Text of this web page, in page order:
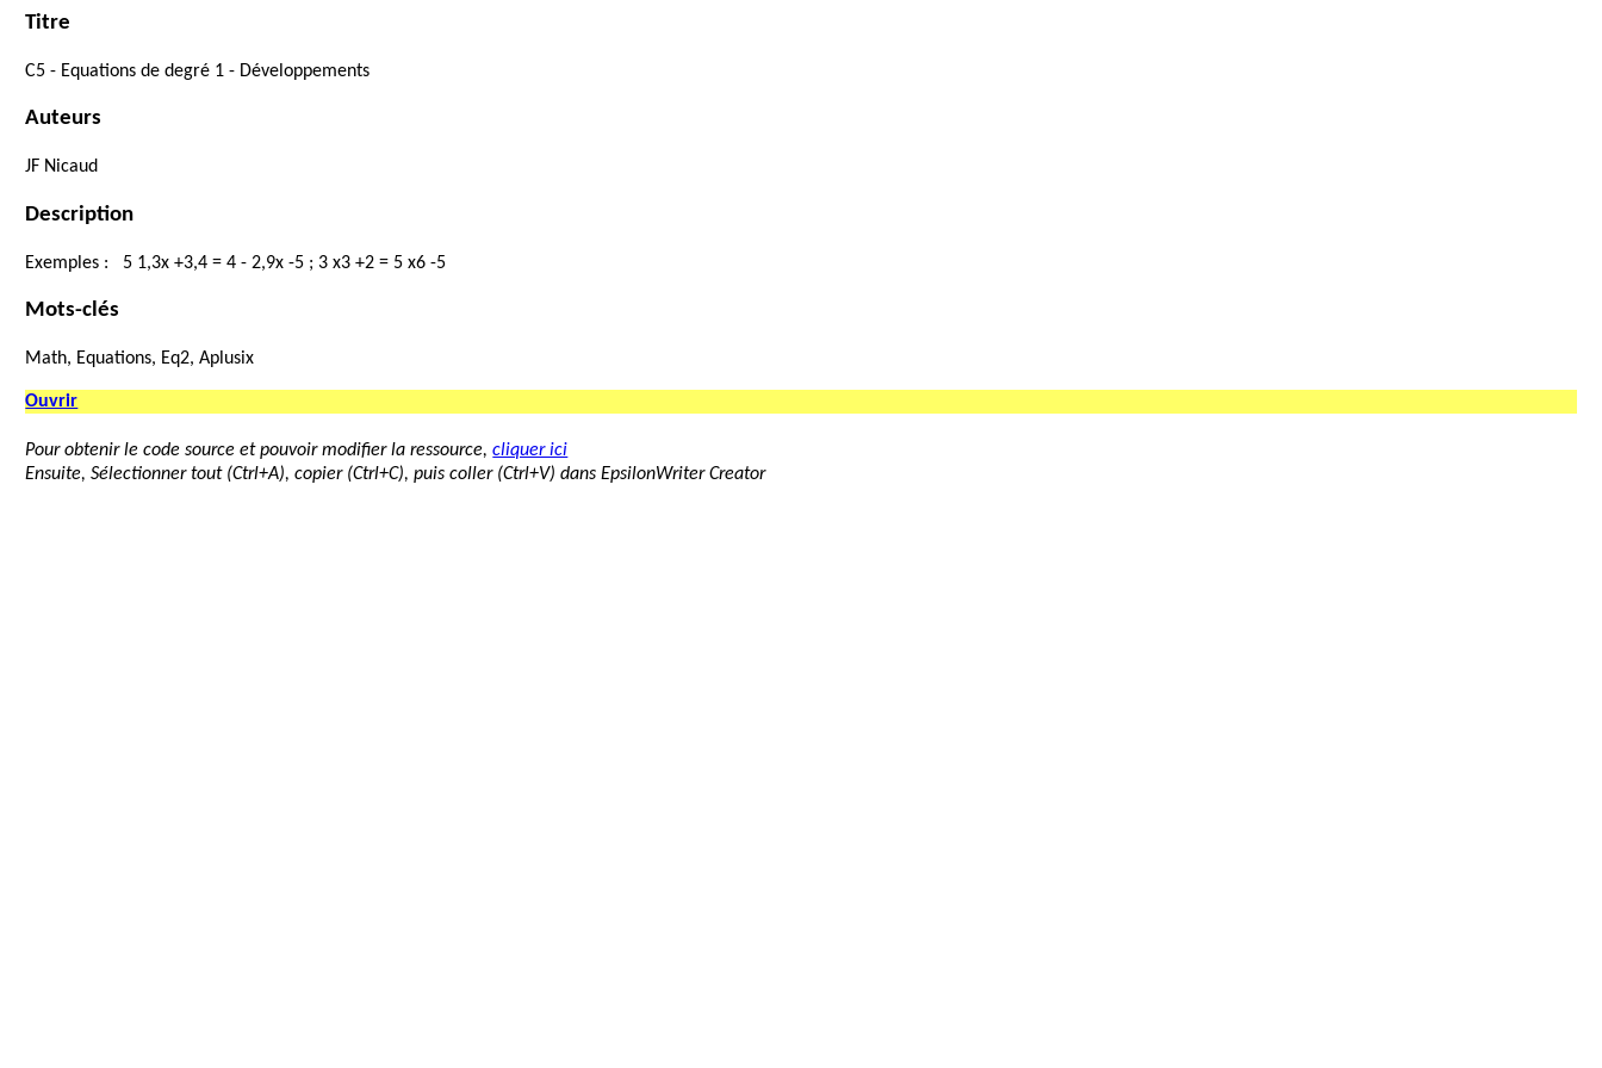
Titre
C5 - Equations de degré 1 - Développements
Auteurs
JF Nicaud
Description
Exemples : 5 1,3x +3,4 = 4 - 2,9x -5 ; 3 x3 +2 = 5 x6 -5
Mots-clés
Math, Equations, Eq2, Aplusix
Ouvrir
Pour obtenir le code source et pouvoir modifier la ressource,cliquer ici
Ensuite, Sélectionner tout (Ctrl+A), copier (Ctrl+C), puis coller (Ctrl+V) dans EpsilonWriter Creator